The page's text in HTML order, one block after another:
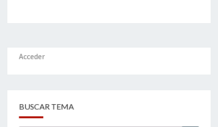
o
o
k
er dI
n
l
p
ar
Acceder
BUSCAR TEMA